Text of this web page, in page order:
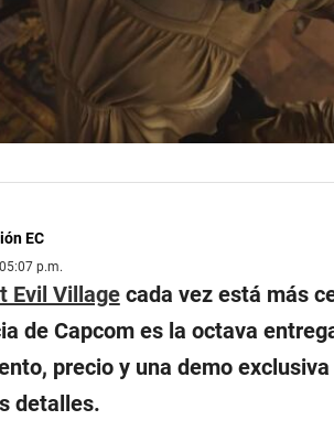
EC
p.m.
Evil Villagecada vez está más
de Capcom es la octava
precio y una demo exclusiva
detalles.